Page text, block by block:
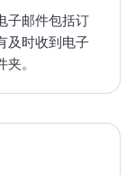
子邮件包括订
及时收到电子
。